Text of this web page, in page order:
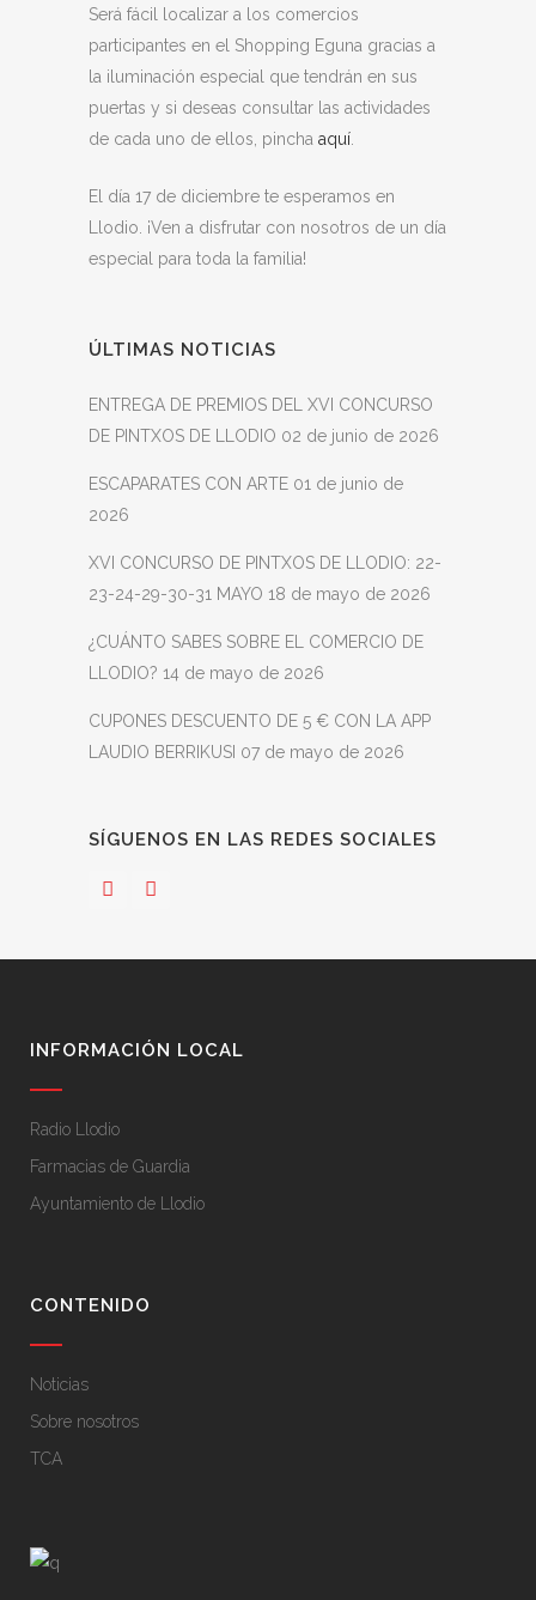
Será fácil localizar a los comercios
participantes en el Shopping Eguna gracias a
la iluminación especial que tendrán en sus
puertas y si deseas consultar las actividades
de cada uno de ellos, pincha aquí
El día 17 de diciembre te esperamos en
Llodio. ¡Ven a disfrutar con nosotros de un día
especial para toda la familia!
ÚLTIMAS NOTICIAS
ENTREGA DE PREMIOS DEL XVI CONCURSO
DE PINTXOS DE LLODIO 02 de junio de 2026
ESCAPARATES CON ARTE 01 de junio de
2026
XVI CONCURSO DE PINTXOS DE LLODIO: 22-
23-24-29-30-31 MAYO 18 de mayo de 2026
¿CUÁNTO SABES SOBRE EL COMERCIO DE
LLODIO? 14 de mayo de 2026
CUPONES DESCUENTO DE 5 € CON LA APP
LAUDIO BERRIKUSI 07 de mayo de 2026
SÍGUENOS EN LAS REDES SOCIALES
INFORMACIÓN LOCAL
Radio Llodio
Farmacias de Guardia
Ayuntamiento de Llodio
CONTENIDO
Noticias
Sobre nosotros
TCA